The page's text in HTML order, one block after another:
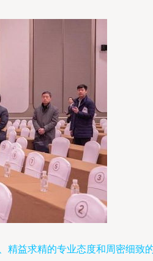
益求精的专业态度和周密细致